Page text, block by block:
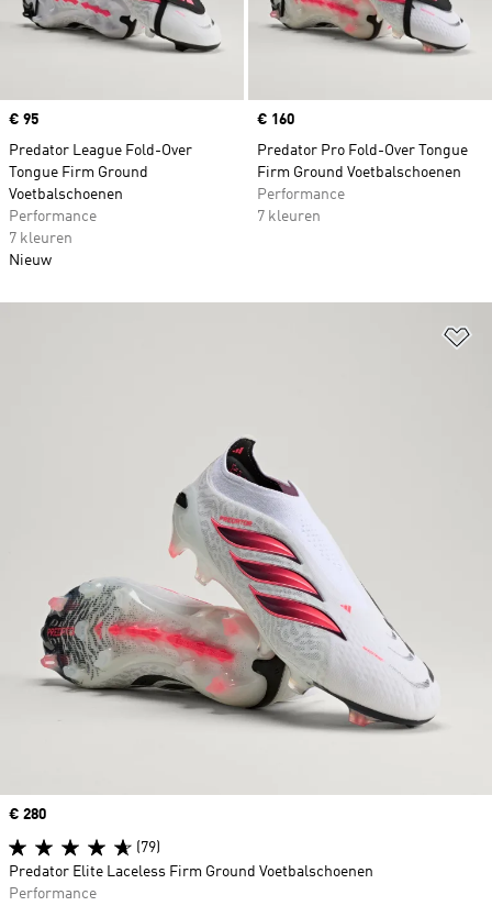
Price
€ 95
Predator League Fold-Over
Tongue Firm Ground
Voetbalschoenen
Performance
7 kleuren
Nieuw
Price
€ 160
Predator Pro Fold-Over Tongue
Firm Ground Voetbalschoenen
Performance
7 kleuren
Price
€ 280
(79)
Predator Elite Laceless Firm Ground Voetbalschoenen
Performance